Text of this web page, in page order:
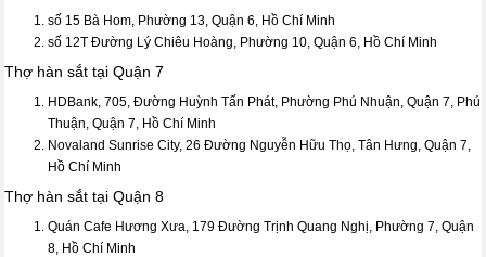
số 15 Bà Hom, Phường 13, Quận 6, Hồ Chí Minh
số 12T Đường Lý Chiêu Hoàng, Phường 10, Quận 6, Hồ Chí Minh
Thợ hàn sắt tại Quận 7
HDBank, 705, Đường Huỳnh Tấn Phát, Phường Phú Nhuận, Quận 7, Phú
Thuận, Quận 7, Hồ Chí Minh
Novaland Sunrise City, 26 Đường Nguyễn Hữu Thọ, Tân Hưng, Quận 7,
Hồ Chí Minh
Thợ hàn sắt tại Quận 8
Quán Cafe Hương Xưa, 179 Đường Trịnh Quang Nghị, Phường 7, Quận
8, Hồ Chí Minh